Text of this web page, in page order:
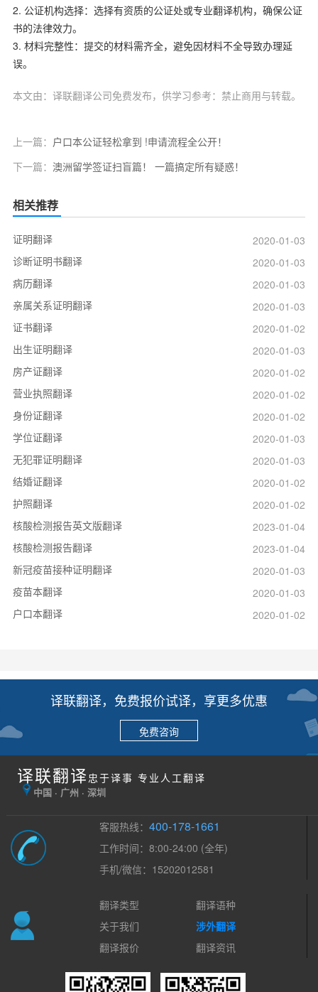
2. 公证机构选择：选择有资质的公证处或专业翻译机构，确保公证
书的法律效力。
3. 材料完整性：提交的材料需齐全，避免因材料不全导致办理延
误。
本文由：译联翻译公司免费发布，供学习参考：禁止商用与转载。
上一篇： 户口本公证轻松拿到 !申请流程全公开！
下一篇： 澳洲留学签证扫盲篇！ 一篇搞定所有疑惑！
相关推荐
证明翻译
2020-01-03
诊断证明书翻译
2020-01-03
病历翻译
2020-01-03
亲属关系证明翻译
2020-01-03
证书翻译
2020-01-02
出生证明翻译
2020-01-03
房产证翻译
2020-01-02
营业执照翻译
2020-01-02
身份证翻译
2020-01-02
学位证翻译
2020-01-03
无犯罪证明翻译
2020-01-03
结婚证翻译
2020-01-02
护照翻译
2020-01-02
核酸检测报告英文版翻译
2023-01-04
核酸检测报告翻译
2023-01-04
新冠疫苗接种证明翻译
2020-01-03
疫苗本翻译
2020-01-03
户口本翻译
2020-01-02
译联翻译，免费报价试译，享更多优惠
免费咨询
译联翻译 忠于译事 专业人工翻译
中国 · 广州 · 深圳
客服热线：400-178-1661
工作时间：8:00-24:00 (全年)
手机/微信：15202012581
翻译类型
翻译语种
关于我们
涉外翻译
翻译报价
翻译资讯